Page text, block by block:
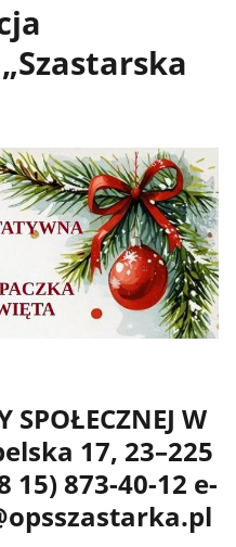
SPOŁECZNEJ W
17, 23–225
15) 873-40-12 e-